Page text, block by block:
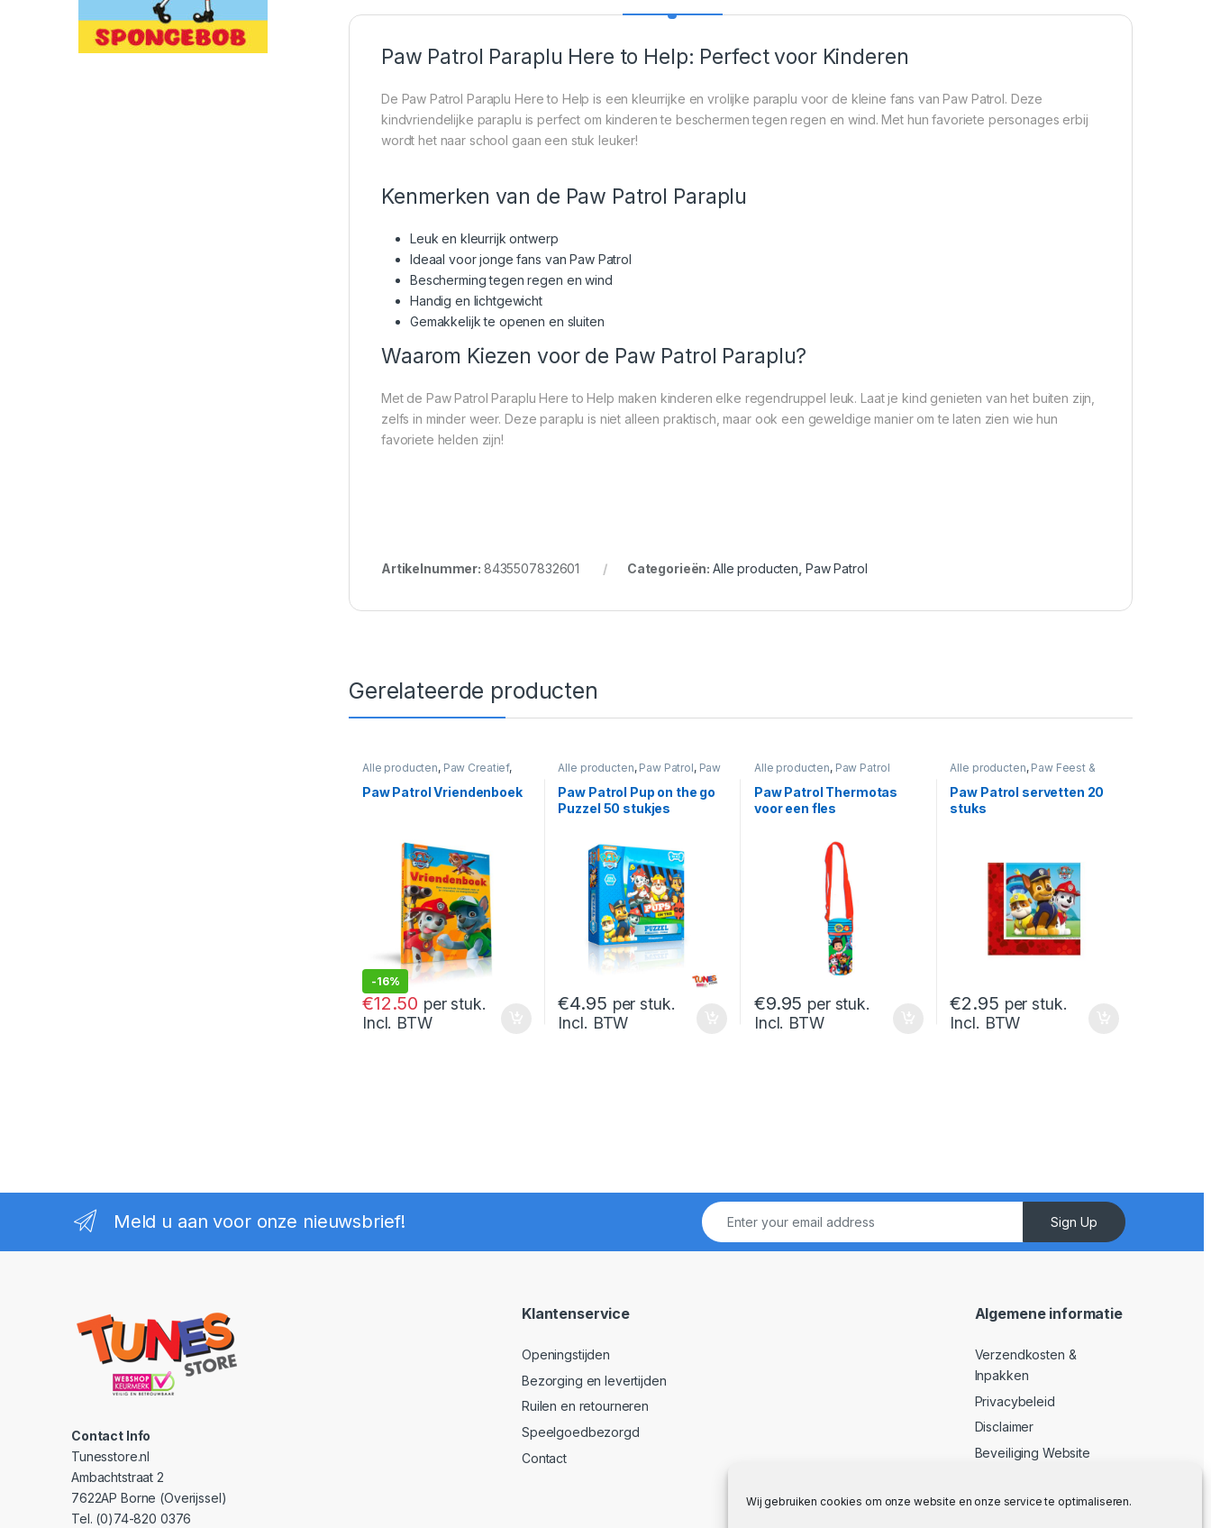
Wij gebruiken cookies om onze website en onze service te optimaliseren.
Paw Patrol Paraplu Here to Help: Perfect voor Kinderen
De Paw Patrol Paraplu Here to Help is een kleurrijke en vrolijke paraplu voor de kleine fans van Paw Patrol. Deze
kindvriendelijke paraplu is perfect om kinderen te beschermen tegen regen en wind. Met hun favoriete personages erbij
wordt het naar school gaan een stuk leuker!
Kenmerken van de Paw Patrol Paraplu
Leuk en kleurrijk ontwerp
Ideaal voor jonge fans van Paw Patrol
Bescherming tegen regen en wind
Handig en lichtgewicht
Gemakkelijk te openen en sluiten
Waarom Kiezen voor de Paw Patrol Paraplu?
Met de Paw Patrol Paraplu Here to Help maken kinderen elke regendruppel leuk. Laat je kind genieten van het buiten zijn,
zelfs in minder weer. Deze paraplu is niet alleen praktisch, maar ook een geweldige manier om te laten zien wie hun
favoriete helden zijn!
Artikelnummer: 8435507832601 Categorieën: Alle producten Paw Patrol
Gerelateerde producten
Alle producten, Paw Creatief,
Paw Patrol Vriendenboek
-16%
€12.50
14.95
per stuk.
Incl. BTW
Alle producten, Paw Patrol, Paw
Paw Patrol Pup on the go
Puzzel 50 stukjes
€4.95 per stuk.
Incl. BTW
Alle producten, Paw Patrol
Paw Patrol Thermotas
voor een fles
€9.95 per stuk.
Incl. BTW
Alle producten, Paw Feest &
Paw Patrol servetten 20
stuks
€2.95 per stuk.
Incl. BTW
Meld u aan voor onze nieuwsbrief! Sign Up
Contact Info
Tunesstore.nl
Ambachtstraat 2
7622AP Borne (Overijssel)
Tel. (0)74-820 0376
Klantenservice
Openingstijden
Bezorging en levertijden
Ruilen en retourneren
Speelgoedbezorgd
Contact
Algemene informatie
Verzendkosten &
Inpakken
Privacybeleid
Disclaimer
Beveiliging Website